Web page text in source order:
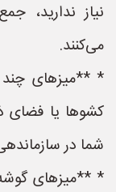
نیاز ندارید،
می‌کنند.
* **میزهای چند
کشوها یا فضای
شما در
* **میزهای